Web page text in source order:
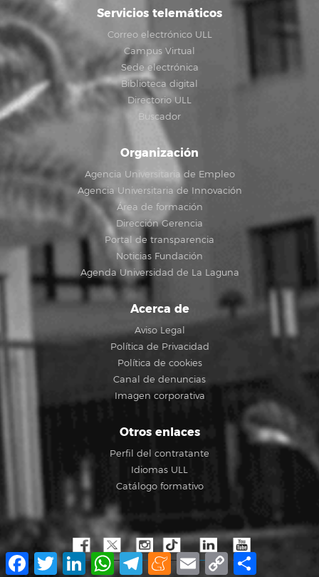
Servicios telemáticos
Correo electrónico ULL
Campus Virtual
Sede electrónica
Biblioteca digital
Directorio ULL
Buscador
Organización
Agencia Universitaria de Empleo
Agencia Universitaria de Innovación
Área de formación
Dirección Gerencia
Portal de transparencia
Noticias Fundación
Agenda Universidad de La Laguna
Acerca de
Aviso Legal
Política de Privacidad
Política de cookies
Canal de denuncias
Imagen corporativa
Otros enlaces
Perfil del contratante
Idiomas ULL
Catálogo formativo
Facebook
TwitterLinkedInWhatsApp
TelegramMeneame
Email Copy
Link